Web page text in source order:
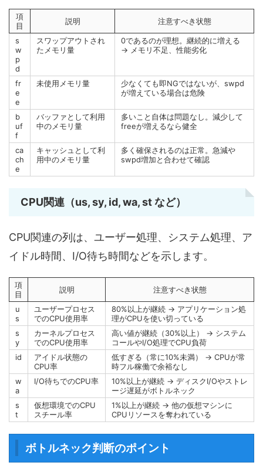
項
目
説明 注意すべき状態
s
w
p
d
スワップアウトされ
たメモリ量
0であるのが理想。継続的に増える
→ メモリ不足、性能劣化
fr
e
e
未使用メモリ量
少なくても即NGではないが、swpd
が増えている場合は危険
b
uf
f
バッファとして利用
中のメモリ量
多いこと自体は問題なし。減少して
freeが増えるなら健全
ca
ch
e
キャッシュとして利
用中のメモリ量
多く確保されるのは正常。急減や
swpd増加と合わせて確認
CPU関連（us, sy, id, wa, st など）
CPU関連の列は、ユーザー処理、システム処理、ア
イドル時間、I/O待ち時間などを示します。
項
目
説明 注意すべき状態
u
s
ユーザープロセス
でのCPU使用率
80%以上が継続 → アプリケーション処
理がCPUを使い切っている
s
y
カーネルプロセス
でのCPU使用率
高い値が継続（30%以上） → システム
コールやI/O処理でCPU負荷
id
アイドル状態の
CPU率
低すぎる（常に10%未満） → CPUが常
時フル稼働で余裕なし
w
a
I/O待ちでのCPU率
10%以上が継続 → ディスクI/Oやストレ
ージ遅延がボトルネック
s
t
仮想環境でのCPU
スチール率
1%以上が継続 → 他の仮想マシンに
CPUリソースを奪われている
ボトルネック判断のポイント